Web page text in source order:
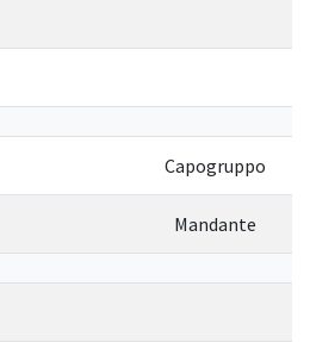
Capogruppo
Mandante